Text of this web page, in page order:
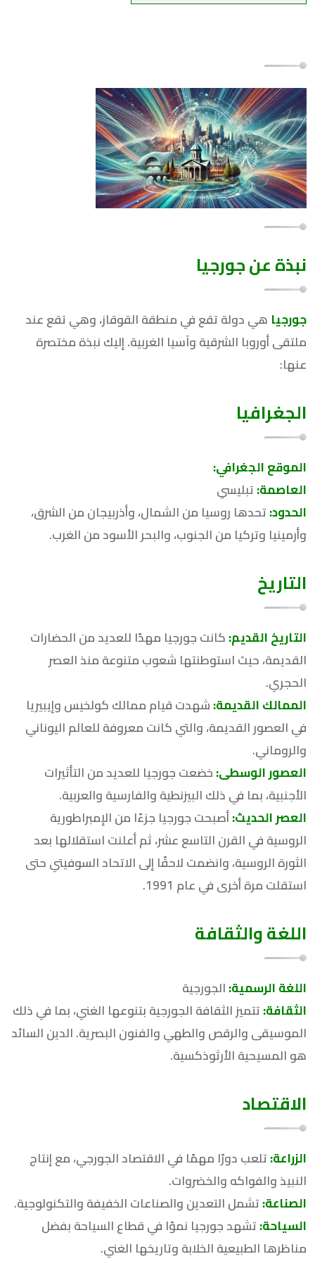
نبذة عن جورجيا
جورجيا هي دولة تقع في منطقة القوقاز، وهي تقع عند
ملتقى أوروبا الشرقية وآسيا الغربية. إليك نبذة مختصرة
عنها:
الجغرافيا
الموقع الجغرافي:
العاصمة:تبليسي
الحدود:تحدها روسيا من الشمال، وأذربيجان من الشرق،
وأرمينيا وتركيا من الجنوب، والبحر الأسود من الغرب.
التاريخ
التاريخ القديم:كانت جورجيا مهدًا للعديد من الحضارات
القديمة، حيث استوطنتها شعوب متنوعة منذ العصر
الحجري.
الممالك القديمة:شهدت قيام ممالك كولخيس وإيبيريا
في العصور القديمة، والتي كانت معروفة للعالم اليوناني
والروماني.
العصور الوسطى:خضعت جورجيا للعديد من التأثيرات
الأجنبية، بما في ذلك البيزنطية والفارسية والعربية.
العصر الحديث:أصبحت جورجيا جزءًا من الإمبراطورية
الروسية في القرن التاسع عشر، ثم أعلنت استقلالها بعد
الثورة الروسية، وانضمت لاحقًا إلى الاتحاد السوفيتي حتى
استقلت مرة أخرى في عام 1991.
اللغة والثقافة
اللغة الرسمية:الجورجية
الثقافة:تتميز الثقافة الجورجية بتنوعها الغني، بما في ذلك
الموسيقى والرقص والطهي والفنون البصرية. الدين السائد
هو المسيحية الأرثوذكسية.
الاقتصاد
الزراعة:تلعب دورًا مهمًا في الاقتصاد الجورجي، مع إنتاج
النبيذ والفواكه والخضروات.
الصناعة:تشمل التعدين والصناعات الخفيفة والتكنولوجية.
السياحة:تشهد جورجيا نموًا في قطاع السياحة بفضل
مناظرها الطبيعية الخلابة وتاريخها الغني.